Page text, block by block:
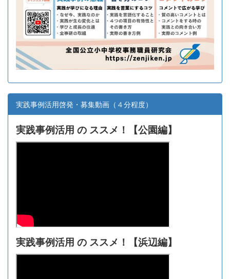
実践事例活用啓発・募集動画（４分程度）
実践事例活用 の ススメ！【公園編】
実践事例活用 の ススメ！【浜辺編】